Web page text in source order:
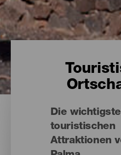
Die
touristischen
Attraktionen